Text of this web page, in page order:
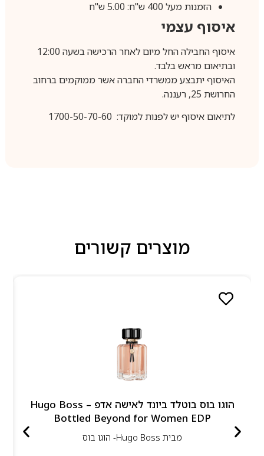
הזמנות מעל 400 ש"ח: 5.00 ש"ח
איסוף עצמי
איסוף החבילה החל מיום לאחר הרכישה בשעה 12:00
ובתיאום מראש בלבד.
האיסוף יתבצע ממשרדי החברה אשר ממוקמים ברחוב
החרושת 25, רעננה.
לתיאום איסוף יש לפנות למוקד: 1700-50-70-60
מוצרים קשורים
הוגו בוס בוטלד ביונד לאישה אדפ – Hugo Boss
Bottled Beyond for Women EDP
מבית Hugo Boss- הוגו בוס